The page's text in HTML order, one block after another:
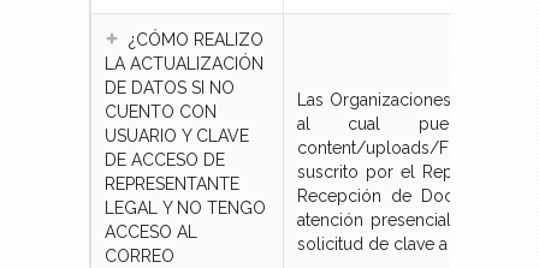
¿CÓMO REALIZO
LA ACTUALIZACIÓN
DE DATOS SI NO
CUENTO CON
USUARIO Y CLAVE
DE ACCESO DE
REPRESENTANTE
LEGAL Y NO TENGO
ACCESO AL
CORREO
Las Organizaciones de la
al cual puede
content/uploads/
suscrito por el
Recepción de Documentos
atención presencial a nivel
solicitud de clave a los